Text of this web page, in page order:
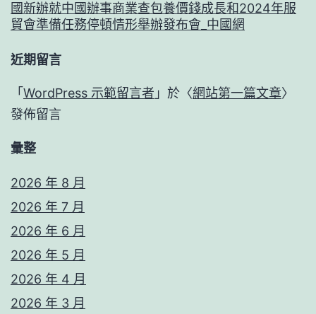
國新辦就中國辦事商業查包養價錢成長和2024年服
貿會準備任務停頓情形舉辦發布會_中國網
近期留言
「 WordPress 示範留言者 」於〈網站第一篇文章〉
發佈留言
彙整
2026 年 8 月
2026 年 7 月
2026 年 6 月
2026 年 5 月
2026 年 4 月
2026 年 3 月